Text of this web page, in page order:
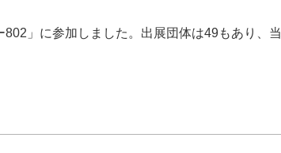
」に参加しました。出展団体は49もあり、当